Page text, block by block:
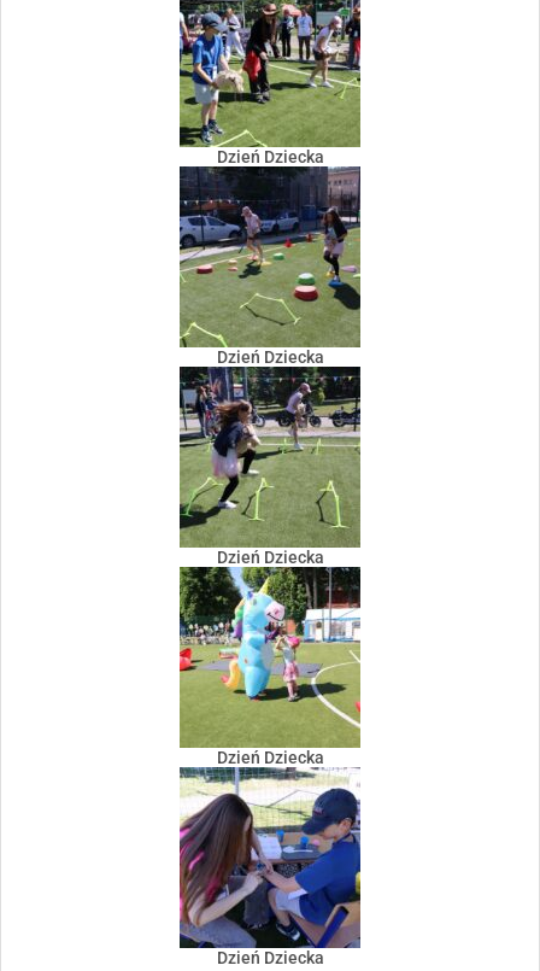
Dzień Dziecka
Dzień Dziecka
Dzień Dziecka
Dzień Dziecka
Dzień Dziecka